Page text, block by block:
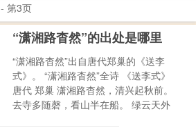
- 第3页
“潇湘路杳然”的出处是哪里
“潇湘路杳然”出自唐代郑巢的《送李
式》。 “潇湘路杳然”全诗 《送李式》
唐代 郑巢 潇湘路杳然，清兴起秋前。
去寺多随磬，看山半在船。 绿云天外